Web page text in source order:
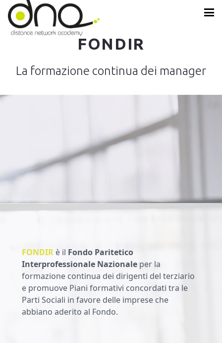
FONDIR
La formazione continua dei manager
FONDIR è il Fondo Paritetico
Interprofessionale Nazionale per la
formazione continua dei dirigenti del terziario
e promuove Piani formativi concordati tra le
Parti Sociali in favore delle imprese che
abbiano aderito al Fondo.